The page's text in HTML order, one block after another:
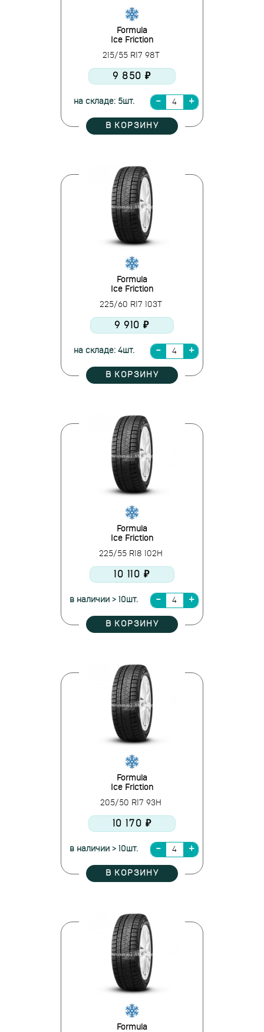
Formula
Ice Friction
215/55 R17 98T
9 850 ₽
на складе: 5шт.
В КОРЗИНУ
Formula
Ice Friction
225/60 R17 103T
9 910 ₽
на складе: 4шт.
В КОРЗИНУ
Formula
Ice Friction
225/55 R18 102H
10 110 ₽
в наличии > 10шт.
В КОРЗИНУ
Formula
Ice Friction
205/50 R17 93H
10 170 ₽
в наличии > 10шт.
В КОРЗИНУ
Formula